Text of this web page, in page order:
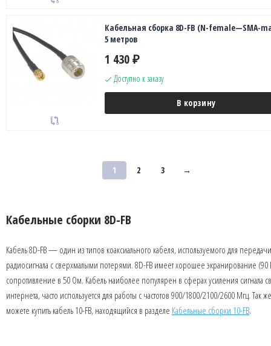
Кабельная сборка 8D-FB (N-female—SMA-
5 метров
1 430 ₽
Доступно к заказу
В корзину
1 2 3 →
Кабельные сборки 8D-FB
Кабель 8D-FB — один из типов коаксиального кабеля, используемого для
радиосигнала с сверхмалыми потерями. 8D-FB имеет хорошее экранирование
сопротивление в 50 Ом. Кабель наиболее популярен в сферах усиления сигнала
интернета, часто используется для работы с частотов 900/1800/2100/2600 Мгц. Так
можете купить кабель 10-FB, находящийся в разделе Кабельные сборки 10-FB.